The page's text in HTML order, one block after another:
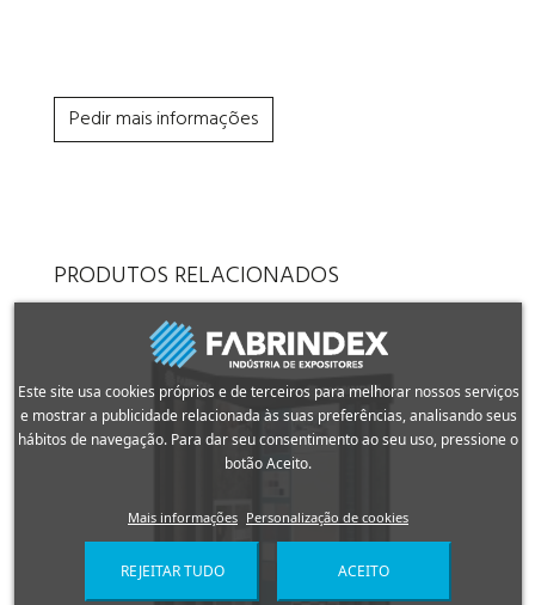
Pedir mais informações
PRODUTOS RELACIONADOS
Este site usa cookies próprios e de terceiros para melhorar nossos serviços
e mostrar a publicidade relacionada às suas preferências, analisando seus
hábitos de navegação. Para dar seu consentimento ao seu uso, pressione o
botão Aceito.
Mais informações Personalização de cookies
REJEITAR TUDO ACEITO